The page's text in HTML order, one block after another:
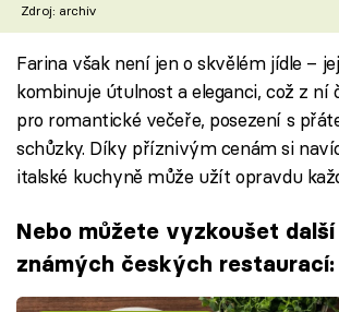
Zdroj: archiv
Farina však není jen o skvělém jídle –
kombinuje útulnost a eleganci, což z ní
pro romantické večeře, posezení s
schůzky. Díky příznivým cenám si
italské kuchyně může užít opravdu
Nebo můžete vyzkoušet
známých českých restaurací: